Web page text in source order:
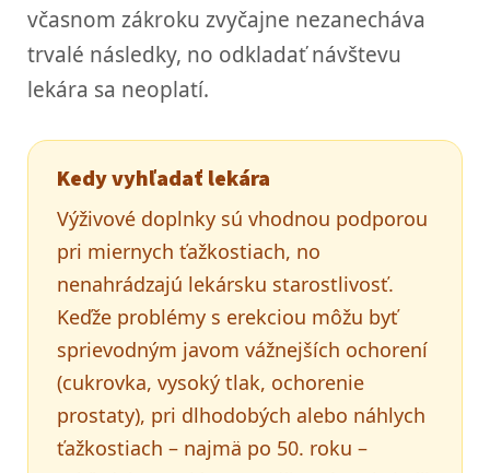
včasnom zákroku zvyčajne nezanecháva
trvalé následky, no odkladať návštevu
lekára sa neoplatí.
Kedy vyhľadať lekára
Výživové doplnky sú vhodnou podporou
pri miernych ťažkostiach, no
nenahrádzajú lekársku starostlivosť.
Keďže problémy s erekciou môžu byť
sprievodným javom vážnejších ochorení
(cukrovka, vysoký tlak, ochorenie
prostaty), pri dlhodobých alebo náhlych
ťažkostiach – najmä po 50. roku –